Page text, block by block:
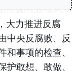
大力推进反腐
中央反腐败、反
事项的检查、
敢想、敢做、